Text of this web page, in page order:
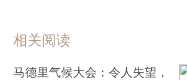
相关阅读
马德里气候大会：令人失望，